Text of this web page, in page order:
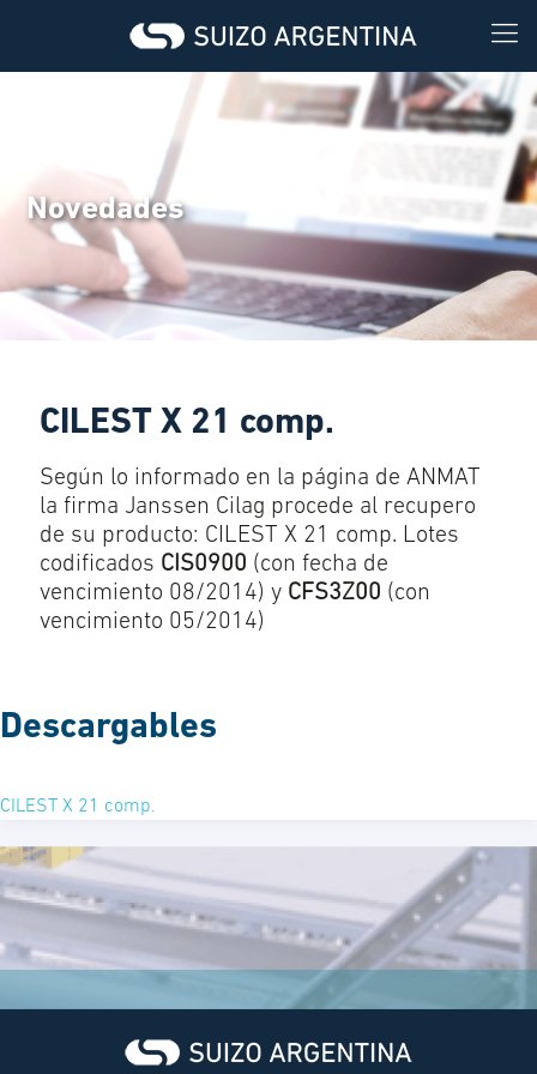
Novedades
CILEST X 21 comp.
Según lo informado en la página de ANMAT
la firma Janssen Cilag procede al recupero
de su producto: CILEST X 21 comp. Lotes
codificados CIS0900 (con fecha de
vencimiento 08/2014) y CFS3Z00 (con
vencimiento 05/2014)
Descargables
CILEST X 21 comp.